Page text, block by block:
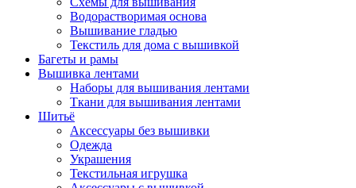
Водорастворимая основа
Вышивание гладью
Текстиль для дома с вышивкой
Багеты и рамы
Вышивка лентами
Наборы для вышивания лентами
Ткани для вышивания лентами
Шитьё
Аксессуары без вышивки
Одежда
Украшения
Текстильная игрушка